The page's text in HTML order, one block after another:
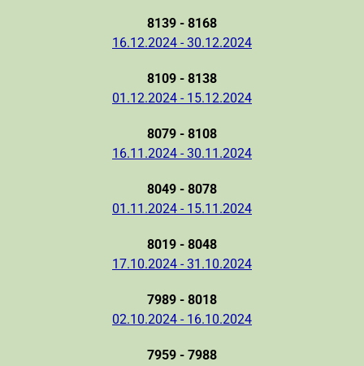
8139 - 8168
16.12.2024 - 30.12.2024
8109 - 8138
01.12.2024 - 15.12.2024
8079 - 8108
16.11.2024 - 30.11.2024
8049 - 8078
01.11.2024 - 15.11.2024
8019 - 8048
17.10.2024 - 31.10.2024
7989 - 8018
02.10.2024 - 16.10.2024
7959 - 7988